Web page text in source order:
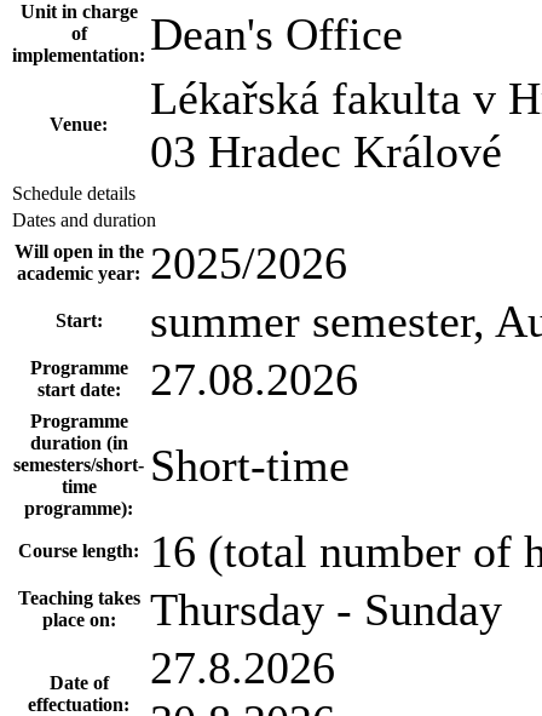
Unit in charge
of
implementation: Dean's Office
Venue:
Lékařská fakulta v
03 Hradec Králové
Schedule details
Dates and duration
Will open in the
academic year: 2025/2026
Start: summer semester,
Programme
start date:
27.08.2026
Programme
duration (in
semesters/short-
time
programme):
Short-time
Course length: 16 (total number of
Teaching takes
place on:
Thursday - Sunday
Date of
effectuation:
27.8.2026